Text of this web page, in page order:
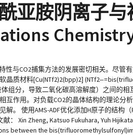
亚胺阴离子
Chemistry
性与CO2捕集方法的发展密切相关。尽管
质材料[Cu(NTf2)2(bpp)2] (NTf2‒ =
组分，导致二氧化碳高溶解度）之间的
互作用。对负载CO2的晶体结构的理论分
。 使用AMS-ADF优化添加H原子的结构
： Xin Zheng, Katsuo Fukuhara, Yuh
between the